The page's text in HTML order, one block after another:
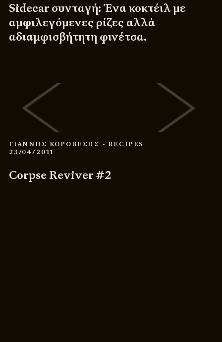
Sidecar συνταγή: Ένα κοκτέιλ με
αμφιλεγόμενες ρίζες αλλά
αδιαμφισβήτητη φινέτσα.
ΓΙΑΝΝΗΣ ΚΟΡΟΒΕΣΗΣ - RECIPES
23/04/2011
Corpse Reviver #2